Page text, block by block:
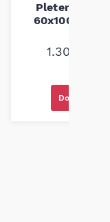
Pletenica
60x100
1.300,00
Dodaj u